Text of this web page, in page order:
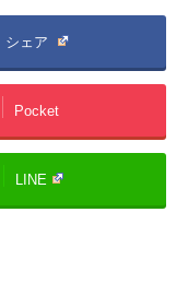
シェア
Pocket
LINE